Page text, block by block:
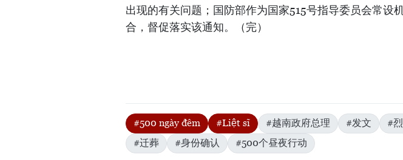
出现的有关问题；国防部作为国家515号指导委员会常设
合，督促落实该通知。（完）
#500 ngày đêm #Liệt sĩ #越南政府总理 #发文 #
#迁葬
#身份确认 #500个昼夜行动